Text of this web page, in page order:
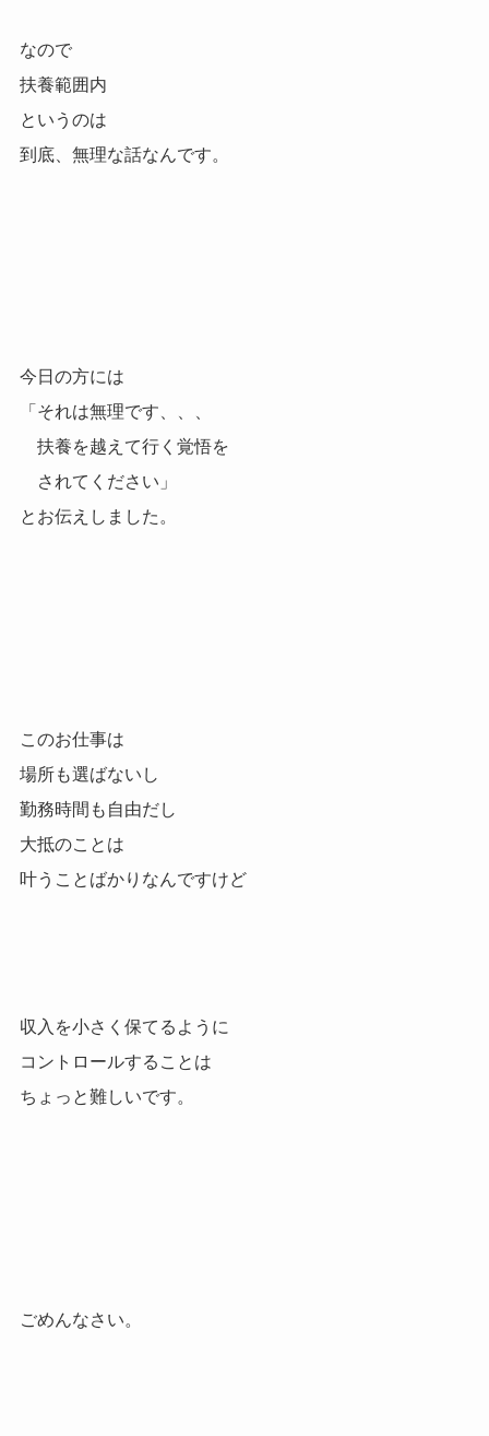
なので
扶養範囲内
というのは
到底、無理な話なんです。
今日の方には
「それは無理です、、、
扶養を越えて行く覚悟を
されてください」
とお伝えしました。
このお仕事は
場所も選ばないし
勤務時間も自由だし
大抵のことは
叶うことばかりなんですけど
収入を小さく保てるように
コントロールすることは
ちょっと難しいです。
ごめんなさい。